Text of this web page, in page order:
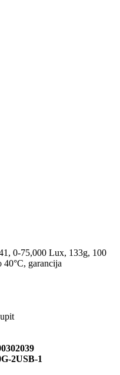
0-75,000 Lux, 133g, 100
40°C, garancija
2USB-1